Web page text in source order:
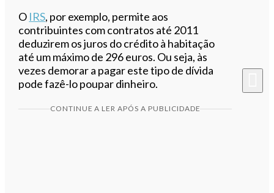
O IRS, por exemplo, permite aos
contribuintes com contratos até 2011
deduzirem os juros do crédito à habitação
até um máximo de 296 euros. Ou seja, às
vezes demorar a pagar este tipo de dívida
pode fazê-lo poupar dinheiro.
CONTINUE A LER APÓS A PUBLICIDADE